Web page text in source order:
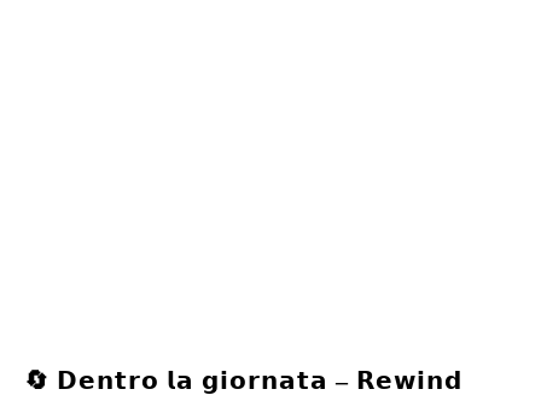
🔄 𝗗𝗲𝗻𝘁𝗿𝗼 𝗹𝗮 𝗴𝗶𝗼𝗿𝗻𝗮𝘁𝗮 – 𝗥𝗲𝘄𝗶𝗻𝗱